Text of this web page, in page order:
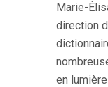
Marie-
direction
en